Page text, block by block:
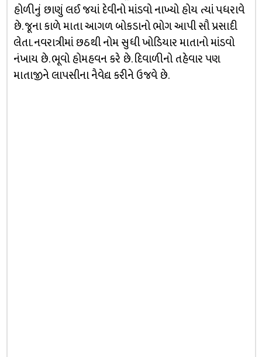
હોળીનું છાણું લઈ જયાં દેવીનો માંડવો નાખ્યો હોય ત્યાં પધરાવે
છે. જૂના કાળે માતા આગળ બોકડાનો ભોગ આપી સૌ પ્રસાદી
લેતા. નવરાત્રીમાં છઠથી નોમ સુધી ખોડિયાર માતાનો માંડવો
નંખાય છે. ભૂવો હોમહવન કરે છે. દિવાળીનો તહેવાર પણ
માતાજીને લાપસીના નૈવેદ્ય કરીને ઉજવે છે.